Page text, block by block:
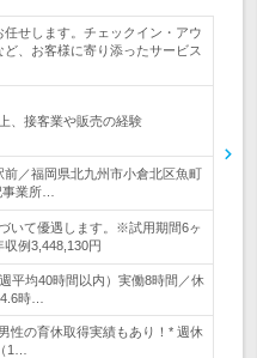
せします。チェックイン・アウ
、お客様に寄り添ったサービス
、接客業や販売の経験
／福岡県北九州市小倉北区魚町
業所…
いて優遇します。※試用期間6ヶ
収例3,448,130円
平均40時間以内）実働8時間／休
時…
性の育休取得実績もあり！* 週休
1…